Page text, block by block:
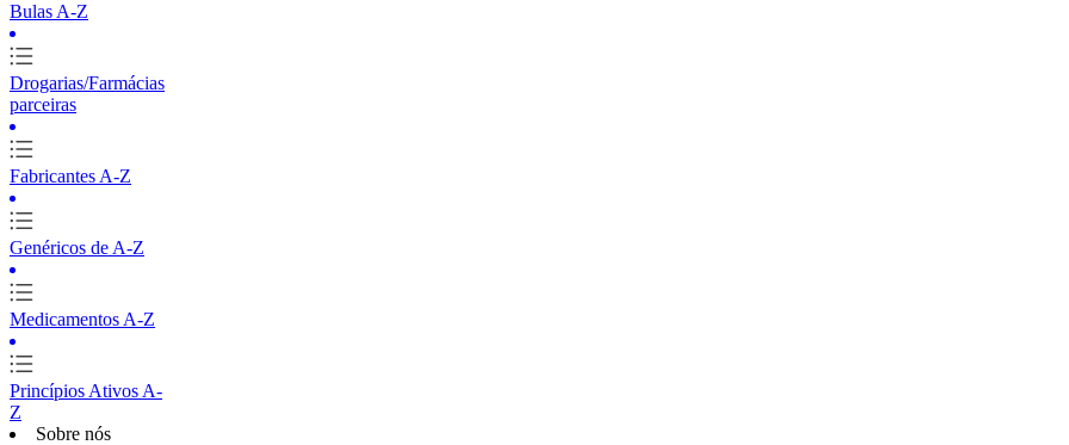
Bulas A-Z
Drogarias/Farmácias
parceiras
Fabricantes A-Z
Genéricos de A-Z
Medicamentos A-Z
Princípios Ativos A-
Z
Sobre nós